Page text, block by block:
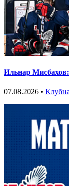
Ильнар
07.08.2026 •